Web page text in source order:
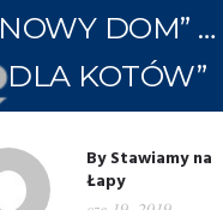
NOWY DOM” …
DLA KOTÓW”
ByStawiamy na
Łapy